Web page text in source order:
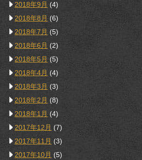
2018年9月 (4)
2018年8月 (6)
2018年7月 (5)
2018年6月 (2)
2018年5月 (5)
2018年4月 (4)
2018年3月 (3)
2018年2月 (8)
2018年1月 (4)
2017年12月 (7)
2017年11月 (3)
2017年10月 (5)